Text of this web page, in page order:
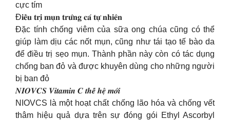
cực tím
Đ𝐢𝐞̂̀𝐮 𝐭𝐫𝐢̣ 𝐦𝐮̣𝐧 𝐭𝐫𝐮̛́𝐧𝐠 𝐜𝐚́ 𝐭𝐮̛̣ 𝐧𝐡𝐢𝐞̂𝐧
Đặc tính chống viêm của sữa ong chúa cũng có thể
giúp làm dịu các nốt mụn, cũng như tái tạo tế bào da
để điều trị sẹo mụn. Thành phần này còn có tác dụng
chống ban đỏ và được khuyên dùng cho những người
bị ban đỏ
𝑵𝑰𝑶𝑽𝑪𝑺 𝑽𝒊𝒕𝒂𝒎𝒊𝒏 𝑪 𝒕𝒉𝒆̂́ 𝒉𝒆̣̂ 𝒎𝒐̛́𝒊
NIOVCS là một hoạt chất chống lão hóa và chống vết
thâm hiệu quả dựa trên sự đóng gói Ethyl Ascorbyl